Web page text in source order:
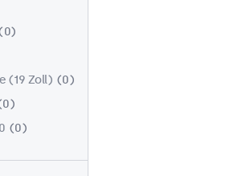
0
(19 Zoll)
0
0
0